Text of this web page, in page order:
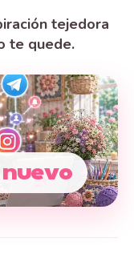
tejedora
te quede.